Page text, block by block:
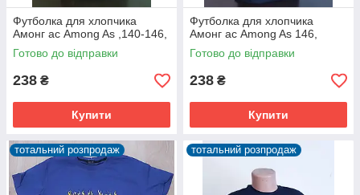
Футболка для хлопчика
Амонг ас Among As ,140-146,
Готово до відправки
238 ₴
Купити
Футболка для хлопчика
Амонг ас Among As 146,
Готово до відправки
238 ₴
Купити
тотальний розпродаж тотальний розпродаж